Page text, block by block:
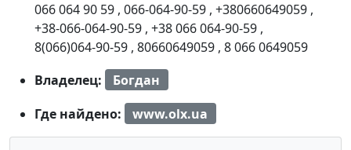
066 064 90 59 , 066-064-90-59 , +380660649059 ,
+38-066-064-90-59 , +38 066 064-90-59 ,
8(066)064-90-59 , 80660649059 , 8 066 0649059
Владелец:
Богдан
Где найдено:
www.olx.ua